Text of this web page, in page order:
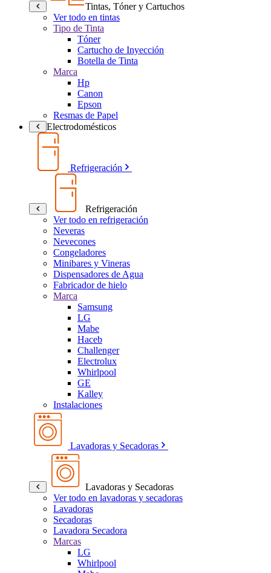
Tintas, Tóner y Cartuchos
Ver todo en tintas
Tipo de Tinta
Tóner
Cartucho de Inyección
Botella de Tinta
Marca
Hp
Canon
Epson
Resmas de Papel
Electrodomésticos
Refrigeración
Refrigeración
Ver todo en refrigeración
Neveras
Nevecones
Congeladores
Minibares y Vineras
Dispensadores de Agua
Fabricador de hielo
Marca
Samsung
LG
Mabe
Haceb
Challenger
Electrolux
Whirlpool
GE
Kalley
Instalaciones
Lavadoras y Secadoras
Lavadoras y Secadoras
Ver todo en lavadoras y secadoras
Lavadoras
Secadoras
Lavadora Secadora
Marcas
LG
Whirlpool